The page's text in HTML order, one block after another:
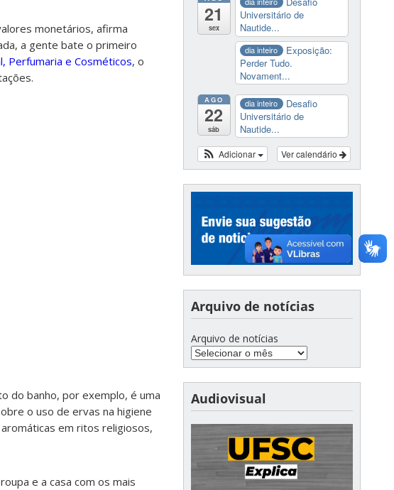
monetários, afirma
a gente bate o primeiro
Perfumaria e Cosméticos, o
do banho, por exemplo, é uma
o uso de ervas na higiene
em ritos religiosos,
e a casa com os mais
21
sex
Universitário de
Nautide...
dia inteiro
Exposição:
Perder Tudo.
Novament...
AGO
22
sáb
dia inteiro
Desafio
Universitário de
Nautide...
Ver calendário
Adicionar
Arquivo de notícias
Arquivo de notícias
Audiovisual